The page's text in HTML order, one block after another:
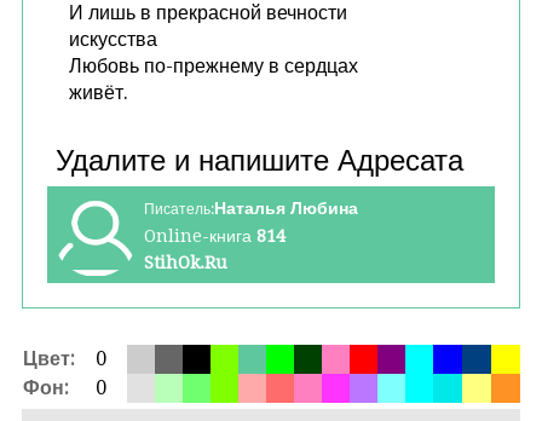
И лишь в прекрасной вечности
искусства
Любовь по-прежнему в сердцах
живёт.
Писатель:Наталья Любина
Online-книга 814
StihOk.Ru
Цвет:
0
Фон:
0